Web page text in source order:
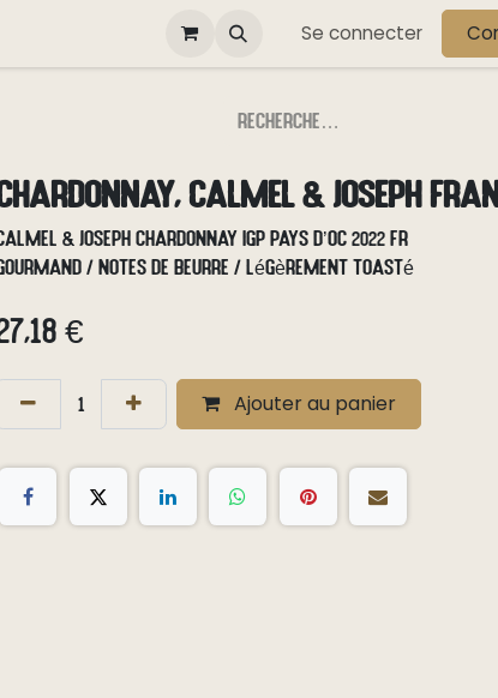
Postes Se connecter
Calmel & Joseph
& Joseph Chardonnay IGP Pays d’Oc 2022 FR
/ notes de beurre / légèrement toasté
€
Ajouter au panier